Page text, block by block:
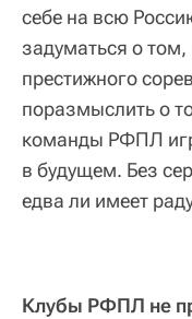
себе на всю
задуматься о
престижного
поразмыслить о
команды РФПЛ
в будущем. Без
едва ли имеет
Клубы РФПЛ не